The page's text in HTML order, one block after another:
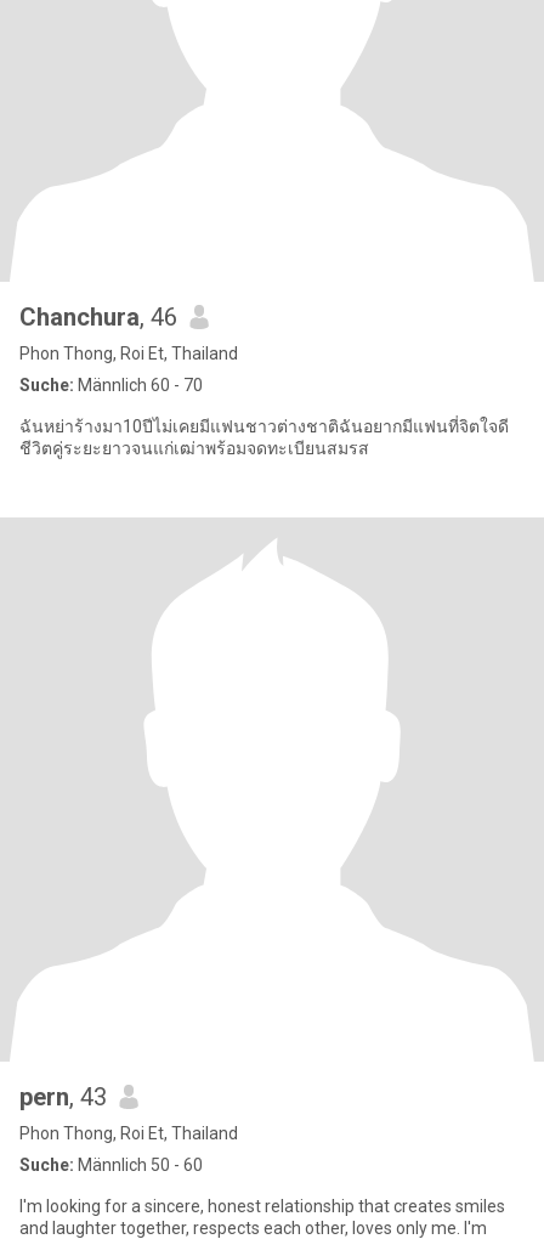
Chanchura, 46
Phon Thong, Roi Et, Thailand
Suche: Männlich 60 - 70
ฉันหย่าร้างมา10ปีไม่เคยมีแฟนชาวต่างชาติฉันอยากมีแฟนที่จิตใจดี
ชีวิตคู่ระยะยาวจนแก่เฒ่าพร้อมจดทะเบียนสมรส
pern, 43
Phon Thong, Roi Et, Thailand
Suche: Männlich 50 - 60
I'm looking for a sincere, honest relationship that creates smiles
and laughter together, respects each other, loves only me. I'm